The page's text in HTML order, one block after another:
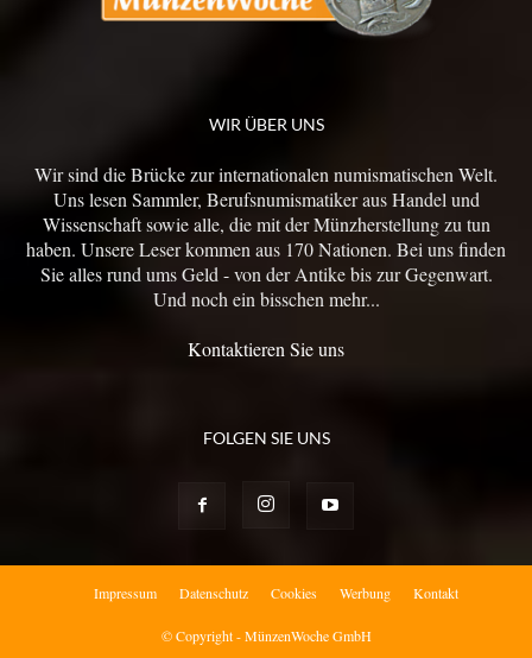
WIR ÜBER UNS
Wir sind die Brücke zur internationalen numismatischen Welt.
Uns lesen Sammler, Berufsnumismatiker aus Handel und
Wissenschaft sowie alle, die mit der Münzherstellung zu tun
haben. Unsere Leser kommen aus 170 Nationen. Bei uns finden
Sie alles rund ums Geld - von der Antike bis zur Gegenwart.
Und noch ein bisschen mehr...
Kontaktieren Sie uns
FOLGEN SIE UNS
Impressum Datenschutz Cookies Werbung Kontakt
© Copyright - MünzenWoche GmbH